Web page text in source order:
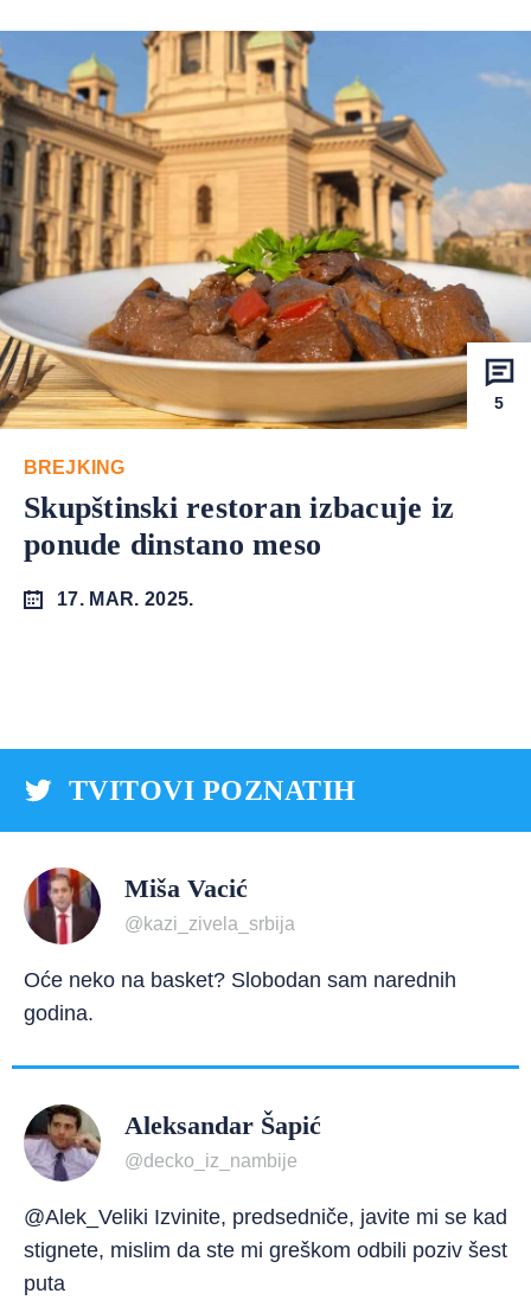
5
BREJKING
Skupštinski restoran izbacuje iz
ponude dinstano meso
17. MAR. 2025.
TVITOVI POZNATIH
Miša Vacić
@kazi_zivela_srbija
Oće neko na basket? Slobodan sam narednih
godina.
Aleksandar Šapić
@decko_iz_nambije
@Alek_Veliki Izvinite, predsedniče, javite mi se kad
stignete, mislim da ste mi greškom odbili poziv šest
puta